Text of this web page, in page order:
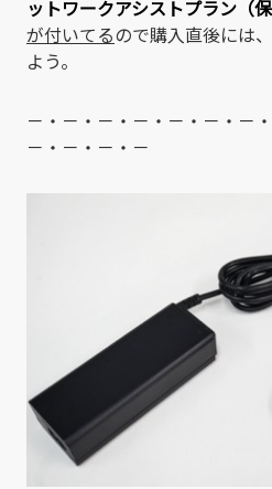
ットワークアシストプラン（保
が付いてるので購入直後には
よう。
－・－・－・－・－・－・－
－・－・－・－